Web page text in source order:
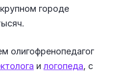
городе
олигофренопедагог
и логопеда, с